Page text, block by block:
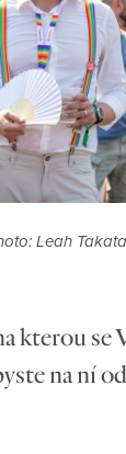
Leah Takata
kterou se
na ní